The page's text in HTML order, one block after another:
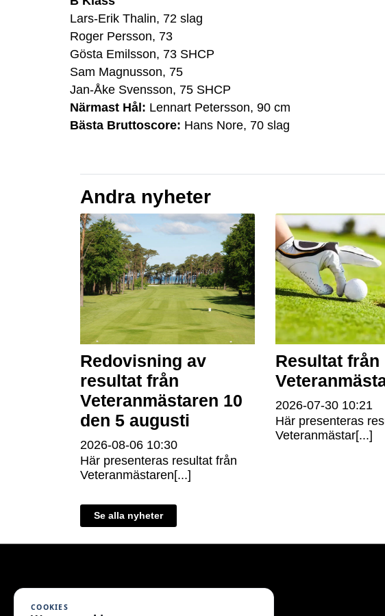
Lars-Erik Thalin, 72 slag
Roger Persson, 73
Gösta Emilsson, 73 SHCP
Sam Magnusson, 75
Jan-Åke Svensson, 75 SHCP
Närmast Hål: Lennart Petersson, 90 cm
Bästa Bruttoscore: Hans Nore, 70 slag
Andra nyheter
Redovisning av
resultat från
Veteranmästaren 10
den 5 augusti
2026-08-06 10:30
Här presenteras resultat från
Veteranmästaren[...]
Resultat från
2026-07-30 10:21
Här presenteras
Veteranmästar[...]
Se alla nyheter
COOKIES